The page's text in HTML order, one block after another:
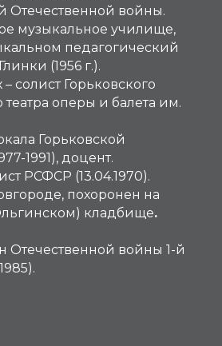
Отечественной войны.
музыкальное училище,
педагогический
(1956 г.).
– солист Горьковского
театра оперы и балета им.
Горьковской
1991), доцент.
РСФСР (13.04.1970).
похоронен на
кладбище.
Отечественной войны 1-й